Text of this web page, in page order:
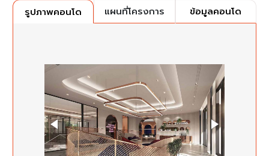
รูปภาพคอนโด แผนที่โครงการ ข้อมูลคอนโด